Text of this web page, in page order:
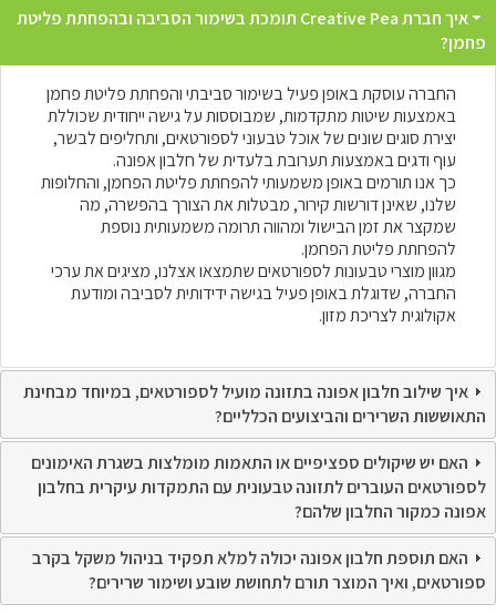
איך חברת Creative Pea תומכת בשימור הסביבה ובהפחתת פליטת
פחמן?
החברה עוסקת באופן פעיל בשימור סביבתי והפחתת פליטת פחמן
באמצעות שיטות מתקדמות, שמבוססות על גישה ייחודית שכוללת
יצירת סוגים שונים של אוכל טבעוני לספורטאים, ותחליפים לבשר,
עוף ודגים באמצעות תערובת בלעדית של חלבון אפונה.
כך אנו תורמים באופן משמעותי להפחתת פליטת הפחמן, והחלופות
שלנו, שאינן דורשות קירור, מבטלות את הצורך בהפשרה, מה
שמקצר את זמן הבישול ומהווה תרומה משמעותית נוספת
להפחתת פליטת הפחמן.
מגוון מוצרי טבעונות לספורטאים שתמצאו אצלנו, מציגים את ערכי
החברה, שדוגלת באופן פעיל בגישה ידידותית לסביבה ומודעת
אקולוגית לצריכת מזון.
איך שילוב חלבון אפונה בתזונה מועיל לספורטאים, במיוחד מבחינת
התאוששות השרירים והביצועים הכלליים?
האם יש שיקולים ספציפיים או התאמות מומלצות בשגרת האימונים
לספורטאים העוברים לתזונה טבעונית עם התמקדות עיקרית בחלבון
אפונה כמקור החלבון שלהם?
האם תוספת חלבון אפונה יכולה למלא תפקיד בניהול משקל בקרב
ספורטאים, ואיך המוצר תורם לתחושת שובע ושימור שרירים?